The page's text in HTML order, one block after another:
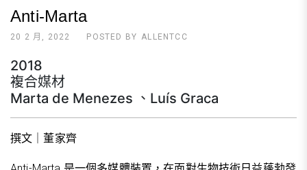
Anti-Marta
20 2 月, 2022 POSTED BY ALLENTCC
2018
複合媒材
Marta de Menezes 、Luís Graca
撰文｜董家齊